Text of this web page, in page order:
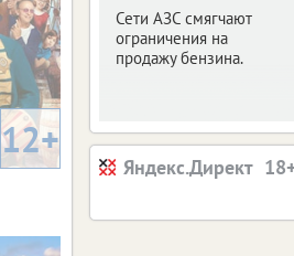
Сети АЗС смягчают
ограничения на
продажу бензина.
Яндекс.Директ
12+